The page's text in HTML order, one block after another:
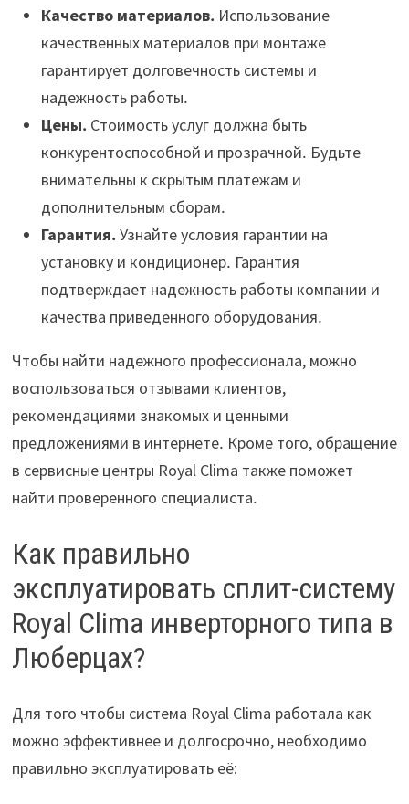
Качество материалов․ Использование
качественных материалов при монтаже
гарантирует долговечность системы и
надежность работы․
Цены․ Стоимость услуг должна быть
конкурентоспособной и прозрачной․ Будьте
внимательны к скрытым платежам и
дополнительным сборам․
Гарантия․ Узнайте условия гарантии на
установку и кондиционер․ Гарантия
подтверждает надежность работы компании и
качества приведенного оборудования․
Чтобы найти надежного профессионала, можно
воспользоваться отзывами клиентов,
рекомендациями знакомых и ценными
предложениями в интернете․ Кроме того, обращение
в сервисные центры Royal Clima также поможет
найти проверенного специалиста․
Как правильно
эксплуатировать сплит-систему
Royal Clima инверторного типа в
Люберцах?
Для того чтобы система Royal Clima работала как
можно эффективнее и долгосрочно, необходимо
правильно эксплуатировать её: